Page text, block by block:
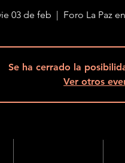
03 de feb
  |
Foro La Paz
Se ha cerrado la
Ver otros